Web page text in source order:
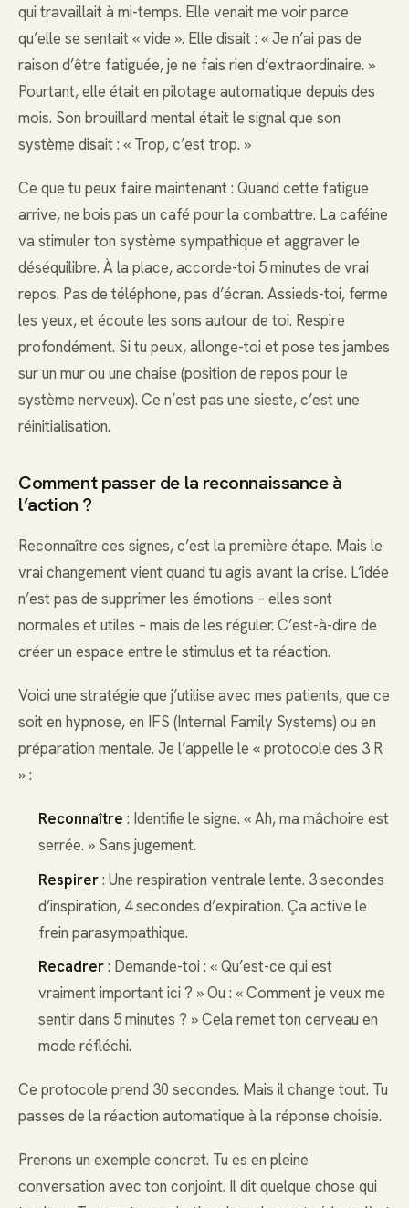
qui travaillait à mi-temps. Elle venait me voir parce
qu’elle se sentait « vide ». Elle disait : « Je n’ai pas de
raison d’être fatiguée, je ne fais rien d’extraordinaire. »
Pourtant, elle était en pilotage automatique depuis des
mois. Son brouillard mental était le signal que son
système disait : « Trop, c’est trop. »
Ce que tu peux faire maintenant : Quand cette fatigue
arrive, ne bois pas un café pour la combattre. La caféine
va stimuler ton système sympathique et aggraver le
déséquilibre. À la place, accorde-toi 5 minutes de vrai
repos. Pas de téléphone, pas d’écran. Assieds-toi, ferme
les yeux, et écoute les sons autour de toi. Respire
profondément. Si tu peux, allonge-toi et pose tes jambes
sur un mur ou une chaise (position de repos pour le
système nerveux). Ce n’est pas une sieste, c’est une
réinitialisation.
Comment passer de la reconnaissance à
l’action ?
Reconnaître ces signes, c’est la première étape. Mais le
vrai changement vient quand tu agis avant la crise. L’idée
n’est pas de supprimer les émotions – elles sont
normales et utiles – mais de les réguler. C’est-à-dire de
créer un espace entre le stimulus et ta réaction.
Voici une stratégie que j’utilise avec mes patients, que ce
soit en hypnose, en IFS (Internal Family Systems) ou en
préparation mentale. Je l’appelle le « protocole des 3 R
» :
Reconnaître : Identifie le signe. « Ah, ma mâchoire est
serrée. » Sans jugement.
Respirer: Une respiration ventrale lente. 3 secondes
d’inspiration, 4 secondes d’expiration. Ça active le
frein parasympathique.
Recadrer: Demande-toi : « Qu’est-ce qui est
vraiment important ici ? » Ou : « Comment je veux me
sentir dans 5 minutes ? » Cela remet ton cerveau en
mode réfléchi.
Ce protocole prend 30 secondes. Mais il change tout. Tu
passes de la réaction automatique à la réponse choisie.
Prenons un exemple concret. Tu es en pleine
conversation avec ton conjoint. Il dit quelque chose qui